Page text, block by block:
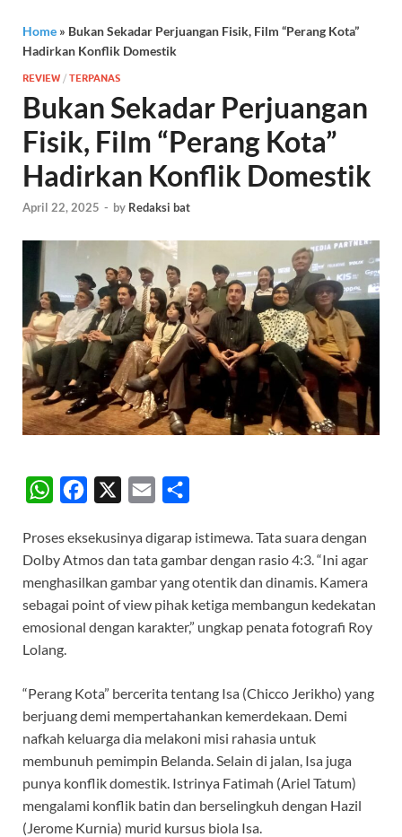
Home » Bukan Sekadar Perjuangan Fisik, Film “Perang Kota”
Hadirkan Konflik Domestik
REVIEW / TERPANAS
Bukan Sekadar Perjuangan
Fisik, Film “Perang Kota”
Hadirkan Konflik Domestik
April 22, 2025 - by Redaksi bat
W
a
t
A
p
c
e
b
o
a
i
a
r
e
Proses eksekusinya digarap istimewa. Tata suara dengan
Dolby Atmos dan tata gambar dengan rasio 4:3. “Ini agar
menghasilkan gambar yang otentik dan dinamis. Kamera
sebagai point of view pihak ketiga membangun kedekatan
emosional dengan karakter,” ungkap penata fotografi Roy
Lolang.
“Perang Kota” bercerita tentang Isa (Chicco Jerikho) yang
berjuang demi mempertahankan kemerdekaan. Demi
nafkah keluarga dia melakoni misi rahasia untuk
membunuh pemimpin Belanda. Selain di jalan, Isa juga
punya konflik domestik. Istrinya Fatimah (Ariel Tatum)
mengalami konflik batin dan berselingkuh dengan Hazil
(Jerome Kurnia) murid kursus biola Isa.